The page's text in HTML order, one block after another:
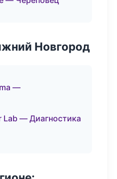
Новгород
—
Lab — Диагностика